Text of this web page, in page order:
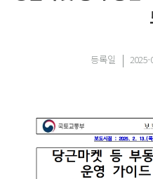
등록일 2025-